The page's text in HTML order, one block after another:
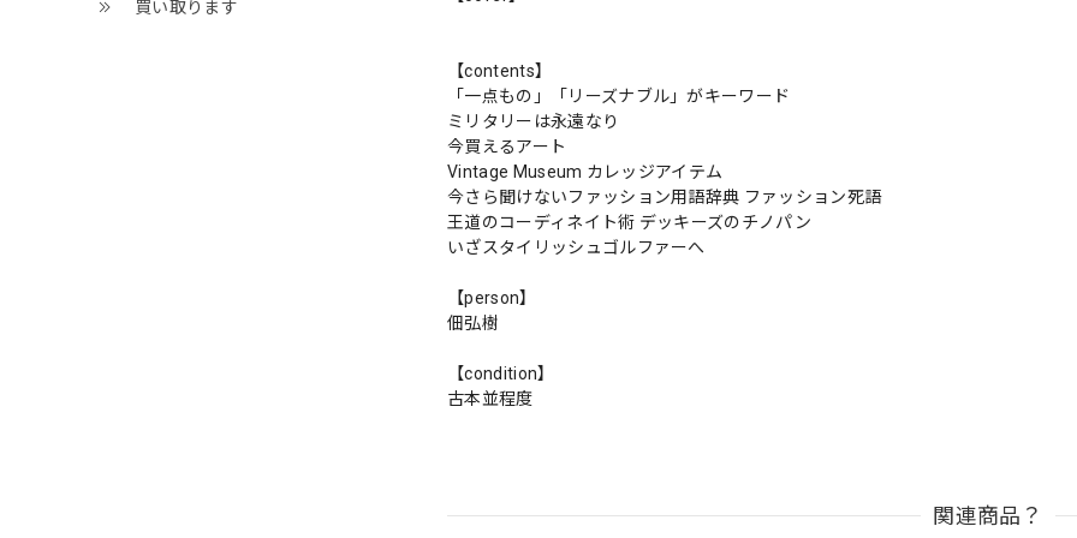
買い取ります
【contents】
「一点もの」「リーズナブル」がキーワード
ミリタリーは永遠なり
今買えるアート
Vintage Museum カレッジアイテム
今さら聞けないファッション用語辞典 ファッション死語
王道のコーディネイト術 デッキーズのチノパン
いざスタイリッシュゴルファーへ
【person】
佃弘樹
【condition】
古本並程度
関連商品？